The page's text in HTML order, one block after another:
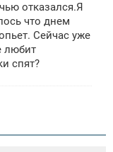
отказался.Я
что днем
Сейчас уже
любит
спят?